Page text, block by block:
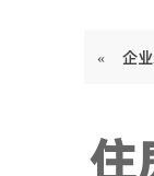
« 企
住